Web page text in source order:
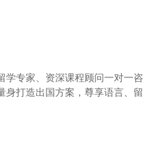
学专家、资深课程顾问一对一咨
身打造出国方案，尊享语言、留